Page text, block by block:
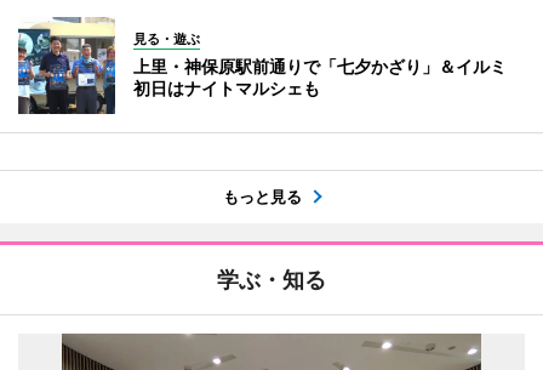
見る・遊ぶ
上里・神保原駅前通りで「七夕かざり」＆イルミ
初日はナイトマルシェも
もっと見る
学ぶ・知る